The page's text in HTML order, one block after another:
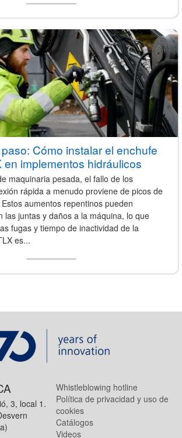
Cómo instalar el enchufe
en implementos hidráulicos
maquinaria pesada, el fallo de los
rápida a menudo proviene de picos de
aumentos repentinos pueden
las juntas y daños a la máquina, lo que
fugas y tiempo de inactividad de la
es...
3, local 1.
Whistleblowing hotline
Política de privacidad y uso de
cookies
Catálogos
Videos